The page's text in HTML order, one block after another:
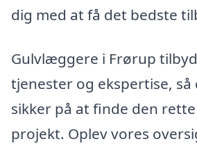
dig med at få det bedste
Gulvlæggere i Frørup
tjenester og ekspertise,
sikker på at finde den
projekt. Oplev vores